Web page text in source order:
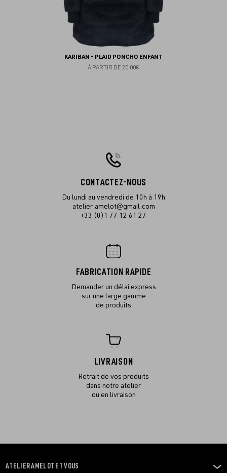
KARIBAN - PLAID PONCHO ENFANT
À PARTIR DE 20.00€
CONTACTEZ-NOUS
Du lundi au vendredi de 10h à 19h
atelier.amelot@gmail.com
+33 (0)1 77 12 61 27
FABRICATION RAPIDE
Demander un délai express
sur une large gamme
de produits
LIVRAISON
Retrait de vos produits
dans notre atelier
ou en livraison
OUVRIR
ATELIER AMELOT ET VOUS